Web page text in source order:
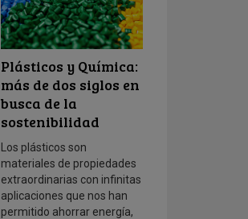
Plásticos y Química:
más de dos siglos en
busca de la
sostenibilidad
Los plásticos son
materiales de propiedades
extraordinarias con infinitas
aplicaciones que nos han
permitido ahorrar energía,